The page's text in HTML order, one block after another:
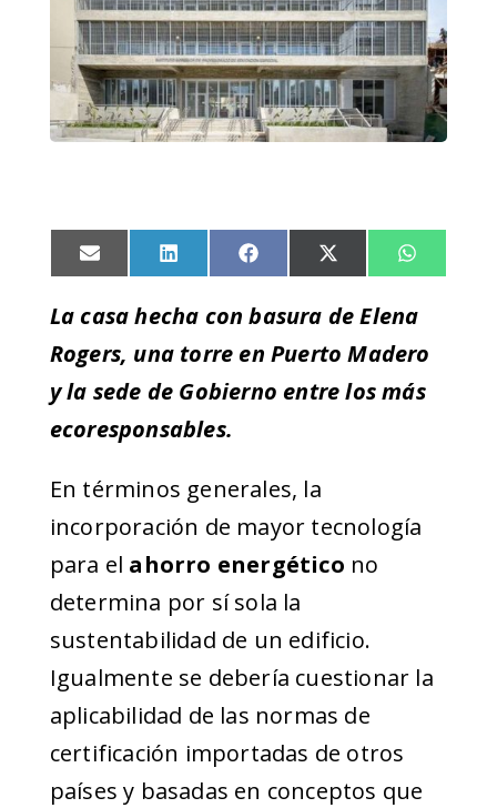
Compartir
en
Email
Compartir
en
LinkedIn
Compartir
en
Facebook
Compartir
en
X
(Twitter)
en
La casa hecha con basura de Elena
Rogers, una torre en Puerto Madero
y la sede de Gobierno entre los más
ecoresponsables.
En términos generales, la
incorporación de mayor tecnología
para el ahorro energético no
determina por sí sola la
sustentabilidad de un edificio.
Igualmente se debería cuestionar la
aplicabilidad de las normas de
certificación importadas de otros
países y basadas en conceptos que